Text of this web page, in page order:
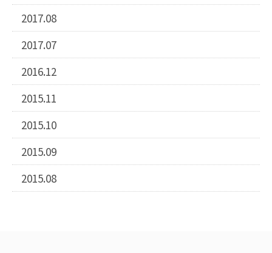
2017.08
2017.07
2016.12
2015.11
2015.10
2015.09
2015.08